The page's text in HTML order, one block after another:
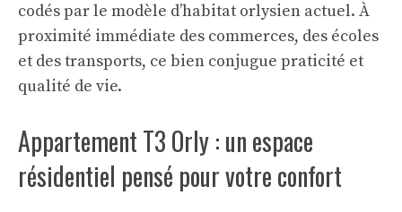
codés par le modèle d’habitat orlysien actuel. À
proximité immédiate des commerces, des écoles
et des transports, ce bien conjugue praticité et
qualité de vie.
Appartement T3 Orly : un espace
résidentiel pensé pour votre confort